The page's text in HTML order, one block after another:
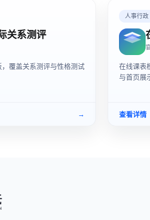
关系测评
，覆盖关系测评与性格测试
→
人事行政
在线课表
与首页展
查看详情